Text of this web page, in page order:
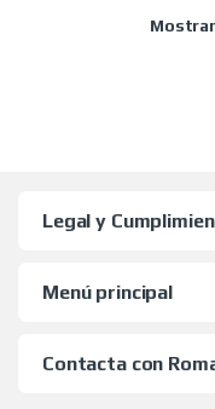
Legal y
Menú principal
Contacta con